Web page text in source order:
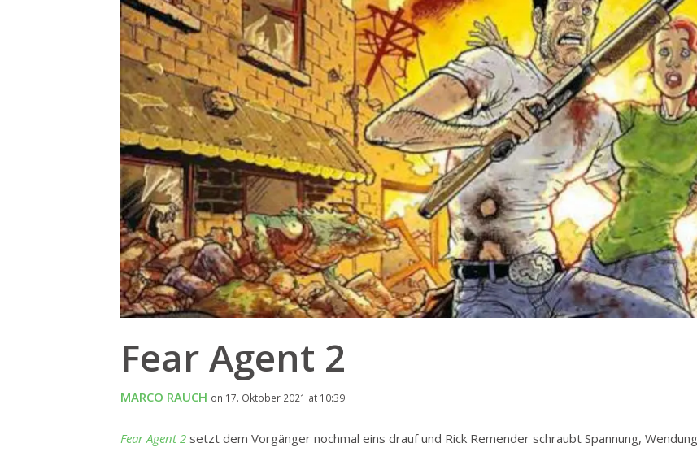
Fear Agent 2
MARCO RAUCH on 17. Oktober 2021 at 10:39
Fear Agent 2 setzt dem Vorgänger nochmal eins drauf und Rick Remender schraubt Spannung,